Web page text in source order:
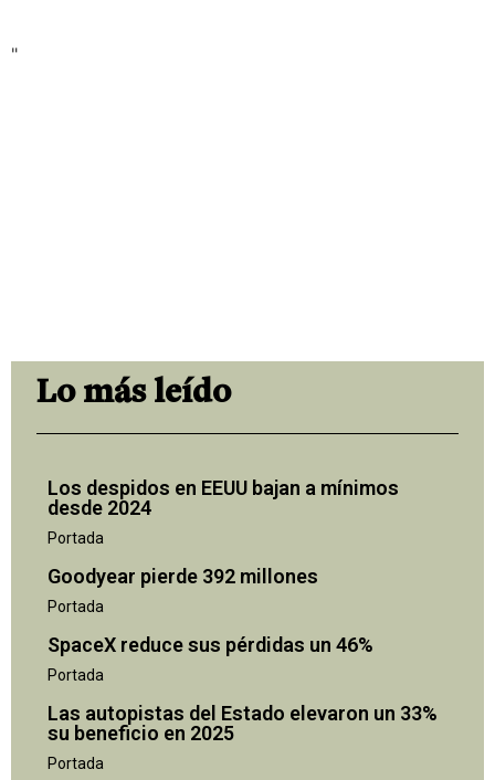
"
Lo más leído
Los despidos en EEUU bajan a mínimos
desde 2024
Portada
Goodyear pierde 392 millones
Portada
SpaceX reduce sus pérdidas un 46%
Portada
Las autopistas del Estado elevaron un 33%
su beneficio en 2025
Portada